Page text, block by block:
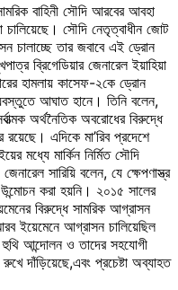
বাহিনী সৌদি আরবের আবহা
চালিয়েছে। সৌদি নেতৃত্বাধীন জোট
চালাচ্ছে তার জবাবে এই ড্রোন
ব্রিগেডিয়ার জেনারেল ইয়াহিয়া
হামলায় কাসেফ-২কে ড্রোন
আঘাত হানে। তিনি বলেন,
অর্থনৈতিক অবরোধের বিরুদ্ধে
রয়েছে। এদিকে মা’রিব প্রদেশে
মধ্যে মার্কিন নির্মিত সৌদি
সারিয়ি বলেন, যে ক্ষেপণাস্ত্র
করা হয়নি। ২০১৫ সালের
বিরুদ্ধে সামরিক আগ্রাসন
ইয়েমেনে আগ্রাসন চালিয়েছিল
হুথি আন্দোলন ও তাদের সহযোগী
দাঁড়িয়েছে,এবং প্রচেষ্টা অব্যাহত